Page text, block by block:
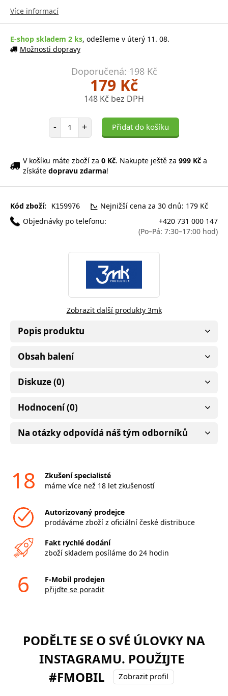
Více informací
E-shop skladem 2 ks, odešleme v úterý 11. 08.
Možnosti dopravy
Doporučená: 198 Kč
179 Kč
148 Kč bez DPH
- Počet položek
+ Přidat do košíku
V košíku máte zboží za 0 Kč. Nakupte ještě za 999 Kč a
získáte dopravu zdarma!
Kód zboží: K159976
Nejnižší cena za 30 dnů: 179 Kč
Objednávky po telefonu:
+420 731 000 147
(Po–Pá: 7:30–17:00 hod)
Zobrazit další produkty 3mk
Popis produktu
Obsah balení
Diskuze (0)
Hodnocení (0)
Na otázky odpovídá náš tým odborníků
18
Zkušení specialisté
máme více než 18 let zkušeností
Autorizovaný prodejce
prodáváme zboží z oficiální české distribuce
Fakt rychlé dodání
zboží skladem posíláme do 24 hodin
6
F-Mobil prodejen
přijďte se poradit
PODĚLTE SE O SVÉ ÚLOVKY NA
INSTAGRAMU. POUŽIJTE
#FMOBIL
Zobrazit profil